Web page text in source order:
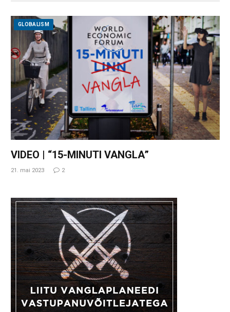
GLOBALISM
VIDEO | “15-MINUTI VANGLA”
21. mai 2023 2